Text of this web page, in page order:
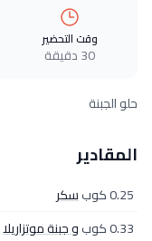
وقت التحضير
30 دقيقة
حلو الجبنة
المقادير
0.25 كوب
سكر
0.33 كوب
و جبنة موتزاريلا